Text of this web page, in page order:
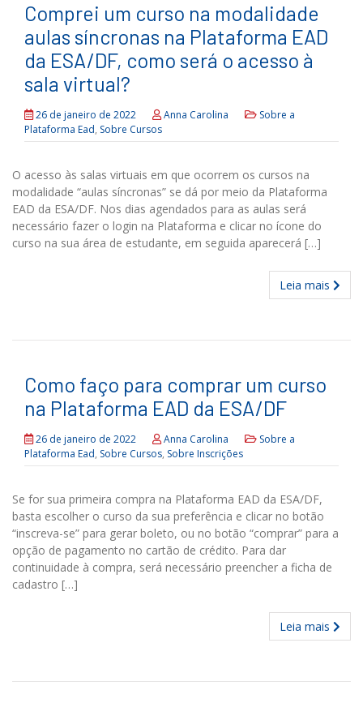
Comprei um curso na modalidade
aulas síncronas na Plataforma EAD
da ESA/DF, como será o acesso à
sala virtual?
26 de janeiro de 2022 Anna Carolina
Sobre a
Plataforma Ead, Sobre Cursos
O acesso às salas virtuais em que ocorrem os cursos na
modalidade “aulas síncronas” se dá por meio da Plataforma
EAD da ESA/DF. Nos dias agendados para as aulas será
necessário fazer o login na Plataforma e clicar no ícone do
curso na sua área de estudante, em seguida aparecerá […]
Leia mais
Como faço para comprar um curso
na Plataforma EAD da ESA/DF
26 de janeiro de 2022 Anna Carolina
Sobre a
Plataforma Ead, Sobre Cursos, Sobre Inscrições
Se for sua primeira compra na Plataforma EAD da ESA/DF,
basta escolher o curso da sua preferência e clicar no botão
“inscreva-se” para gerar boleto, ou no botão “comprar” para a
opção de pagamento no cartão de crédito. Para dar
continuidade à compra, será necessário preencher a ficha de
cadastro […]
Leia mais